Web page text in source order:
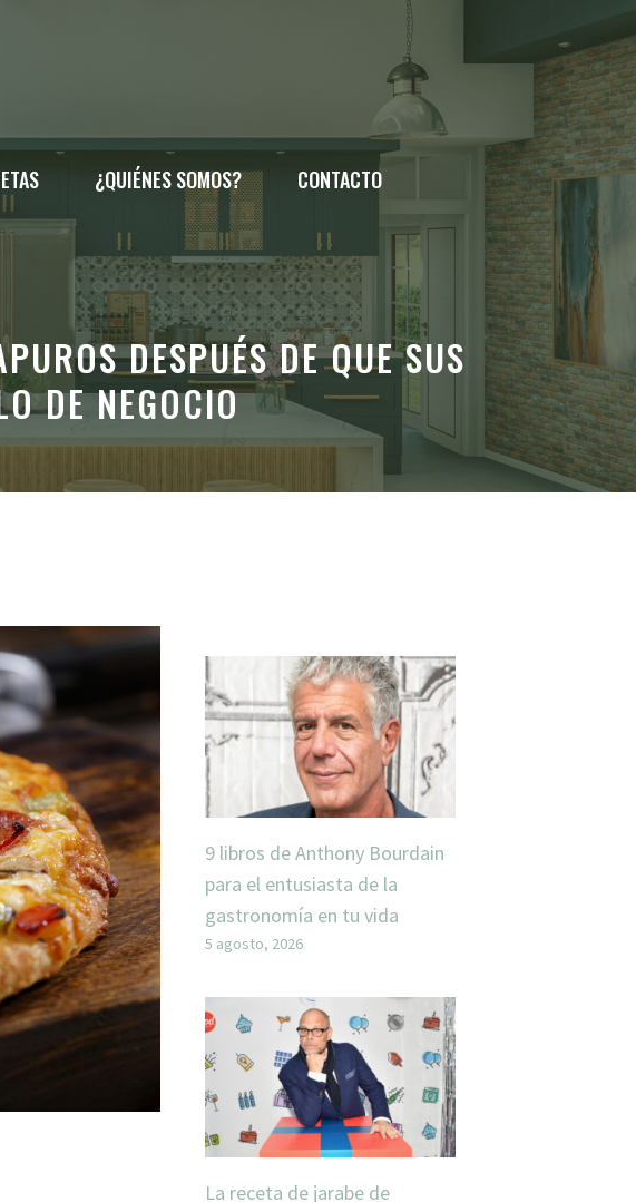
¿QUIÉNES SOMOS? CONTACTO
DESPUÉS DE QUE SUS
DE NEGOCIO
9 libros de Anthony Bourdain
para el entusiasta de la
gastronomía en tu vida
5 agosto, 2026
La receta de jarabe de